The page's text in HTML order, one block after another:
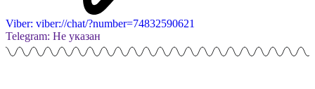
Viber: viber://chat/?number=74832590621
Telegram: Не указан